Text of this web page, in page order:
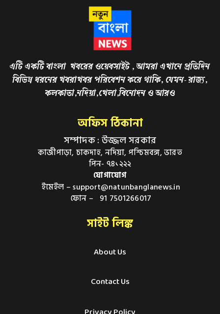
এটি একটি বাংলা খবরের ওয়েবসাইট , আমরা এখানে প্রতিদিন
বিভিন্ন ধরনের খবরাখবর পরিবেশন করে থাকি, যেমন- রাজ্য,
কলকাতা,নদিয়া,খেলা,বিনোদন ও আরও
অফিস ঠিকানা
সম্পাদক : উজ্জল সরকার
কাজীপাড়া, চাকদাহ, নদিয়া, পশ্চিমবঙ্গ, ভারত
পিন- ৭৪১২২২
যোগাযোগ
ইমেইল – support@natunbanglanews.in
ফোন – 91 7501266017
সাইট লিঙ্ক
About Us
Contact Us